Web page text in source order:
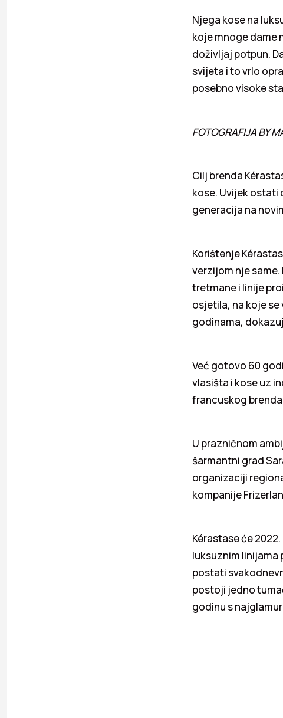
Njega kose na
koje mnoge dame
doživljaj potpun.
svijeta i to vrlo
posebno visoke
FOTOGRAFIJA BY
Cilj brenda
kose. Uvijek ostati
generacija na
Korištenje
verzijom nje
tretmane i linije
osjetila, na koje
godinama,
Već gotovo 60
vlasišta i kose uz
francuskog
U prazničnom
šarmantni grad
organizaciji
kompanije
Kérastase će
luksuznim
postati
postoji jedno
godinu s